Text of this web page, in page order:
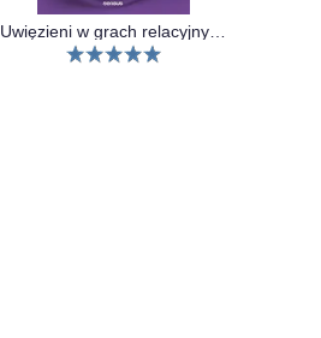
Uwięzieni w grach relacyjnych. Jak wygrać bliskość